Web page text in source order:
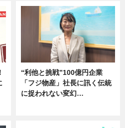
“利他と挑戦”100億円企業
「フジ物産」社長に訊く伝統
に捉われない変幻…